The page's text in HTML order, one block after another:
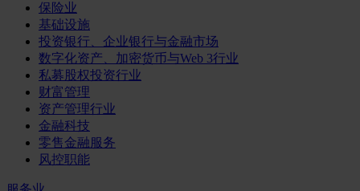
保险业
基础设施
投资银行、企业银行与金融市场
数字化资产、加密货币与Web 3行业
私募股权投资行业
财富管理
资产管理行业
金融科技
零售金融服务
风控职能